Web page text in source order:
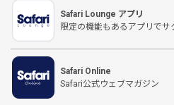
Safari Lounge アプリ
限定の機能もあるアプリでサ
Safari Online
Safari公式ウェブマガジン